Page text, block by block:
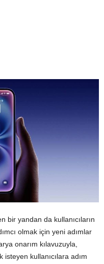
bir yandan da kullanıcıların
olmak için yeni adımlar
onarım kılavuzuyla,
isteyen kullanıcılara adım